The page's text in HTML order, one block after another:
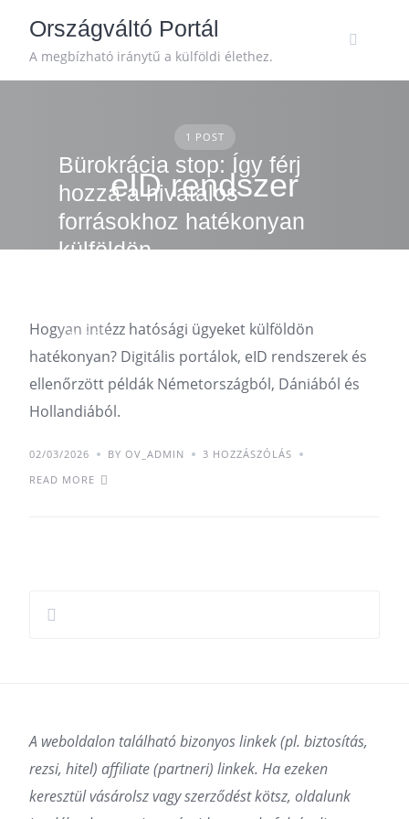
content
Országváltó Portál
A megbízható iránytű a külföldi élethez.
1 POST
eID rendszer
BLOG
Bürokrácia stop: Így férj
hozzá a hivatalos
forrásokhoz hatékonyan
külföldön
Hogyan intézz hatósági ügyeket külföldön
hatékonyan? Digitális portálok, eID rendszerek és
ellenőrzött példák Németországból, Dániából és
Hollandiából.
02/03/2026 BY OV_ADMIN
3 HOZZÁSZÓLÁS
READ MORE
A weboldalon található bizonyos linkek (pl. biztosítás,
rezsi, hitel) affiliate (partneri) linkek. Ha ezeken
keresztül vásárolsz vagy szerződést kötsz, oldalunk